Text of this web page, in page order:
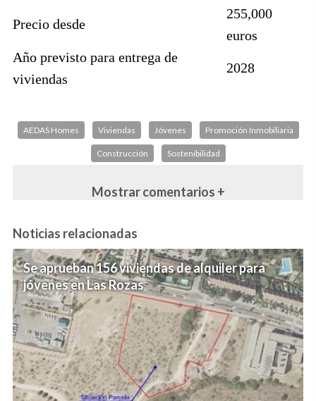
Precio desde
255,000
euros
Año previsto para entrega de
viviendas
2028
AEDAS Homes Viviendas Jóvenes Promoción Inmobiliaria
Construcción Sostenibilidad
Mostrar comentarios +
Noticias relacionadas
Se aprueban 156 viviendas de alquiler para
jóvenes en Las Rozas